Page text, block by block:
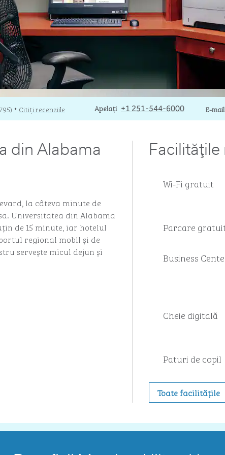
795) • Citiți recenziile Apelați
Apel +1 251-544-6000 E-mail
Email
din Alabama
la câteva minute de
Universitatea din Alabama
de 15 minute, iar hotelul
regional mobil și de
servește micul dejun și
Facilităţile
Wi-Fi gratuit
Parcare
Business
Cheie digitală
Paturi de copil
Toate facilitățile